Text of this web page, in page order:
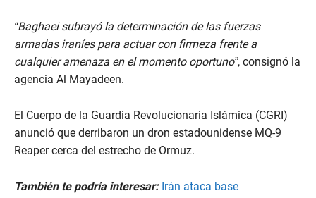
“Baghaei subrayó la determinación de las fuerzas
armadas iraníes para actuar con firmeza frente a
cualquier amenaza en el momento oportuno”, consignó la
agencia Al Mayadeen.
El Cuerpo de la Guardia Revolucionaria Islámica (CGRI)
anunció que derribaron un dron estadounidense MQ-9
Reaper cerca del estrecho de Ormuz.
También te podría interesar: Irán ataca base